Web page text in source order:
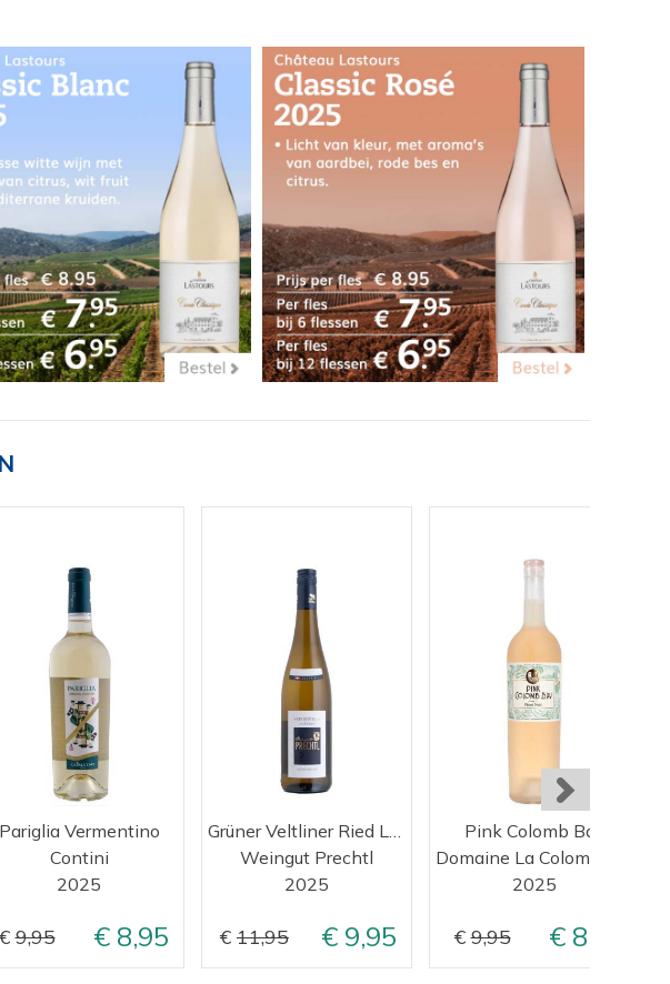
Pariglia Vermentino
Contini
2025
9,95 8,95
Weingut Prechtl
2025
11,95 9,95
Pink Colomb Bay
2025
9,95 8,95